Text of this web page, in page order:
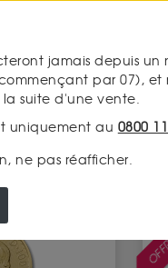
jamais depuis un
par 07), et
suite d'une vente.
uniquement au 0800
ne pas réafficher.